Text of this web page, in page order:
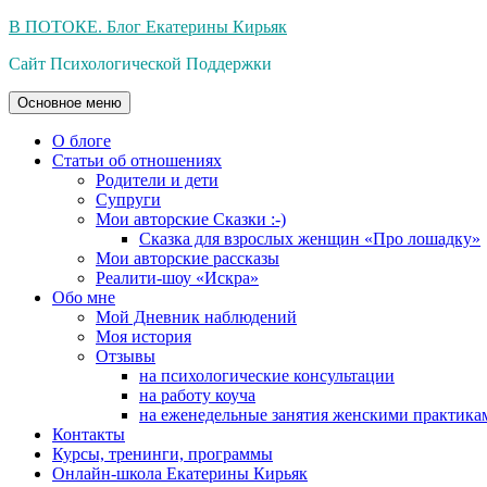
Перейти
содержимому
В ПОТОКЕ. Блог Екатерины Кирьяк
Сайт Психологической Поддержки
Основное меню
О блоге
Статьи об отношениях
Родители и дети
Супруги
Мои авторские Сказки :-)
Сказка для взрослых женщин «Про лошадку»
Мои авторские рассказы
Реалити-шоу «Искра»
Обо мне
Мой Дневник наблюдений
Моя история
Отзывы
на психологические консультации
на работу коуча
на еженедельные занятия женскими
Контакты
Курсы, тренинги, программы
Онлайн-школа Екатерины Кирьяк